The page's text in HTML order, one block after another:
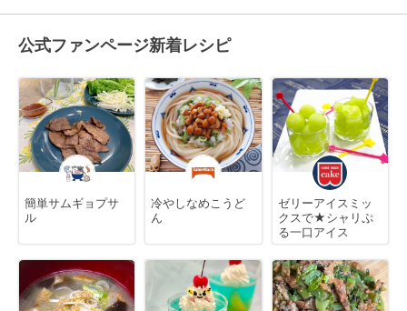
公式ファンページ新着レシピ
簡単サムギョプサ
ル
冷やしなめこうど
ん
ゼリーアイスミッ
クスで★シャリぷ
る一口アイス